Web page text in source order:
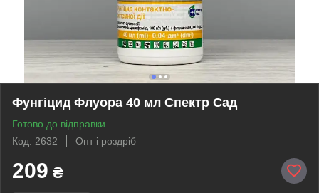
Фунгіцид Флуора 40 мл Спектр Сад
Готово до відправки
Код: 2632
Опт і роздріб
209 ₴